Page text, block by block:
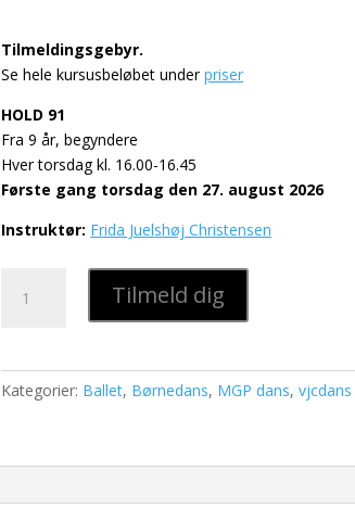
Tilmeldingsgebyr.
Se hele kursusbeløbet under priser
HOLD 91
Fra 9 år, begyndere
Hver torsdag kl. 16.00-16.45
Første gang torsdag den 27. august 2026
Instruktør: Frida Juelshøj Christensen
Tilmeld dig
Kategorier: Ballet, Børnedans, MGP dans,vjcdans